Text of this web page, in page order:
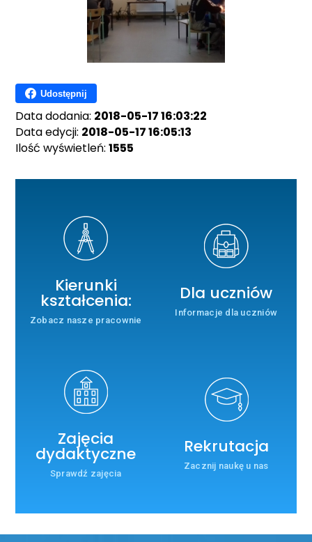
Udostępnij
Data dodania: 2018-05-17 16:03:22
Data edycji: 2018-05-17 16:05:13
Ilość wyświetleń:1555
Kierunki
kształcenia:
Zobacz nasze pracownie
Dla uczniów
Informacje dla uczniów
Zajęcia
dydaktyczne
Sprawdź zajęcia
Rekrutacja
Zacznij naukę u nas